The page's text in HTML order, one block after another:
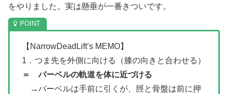
をやりました。実は懸垂が一番きついです。
【NarrowDeadLift’s MEMO】
1．つま先を外側に向ける（膝の向きと合わせる）
＝ バーベルの軌道を体に近づける
→バーベルは手前に引くが、脛と骨盤は前に押